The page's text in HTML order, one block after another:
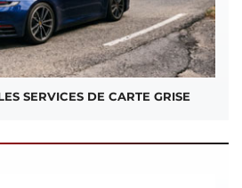
SERVICES DE CARTE GRISE